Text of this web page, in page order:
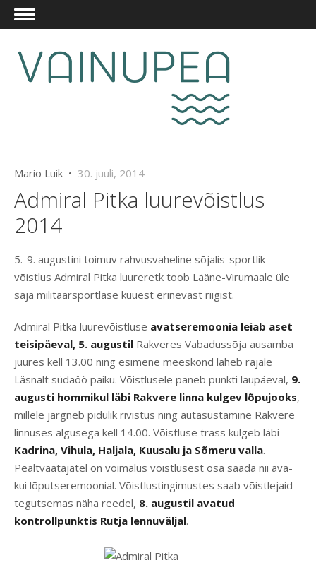
Mario Luik • 30. juuli, 2014
Admiral Pitka luurevõistlus
2014
5.-9. augustini toimuv rahvusvaheline sõjalis-sportlik
võistlus Admiral Pitka luureretk toob Lääne-Virumaale üle
saja militaarsportlase kuuest erinevast riigist.
Admiral Pitka luurevõistluse avatseremoonia leiab aset
teisipäeval, 5. augustil Rakveres Vabadussõja ausamba
juures kell 13.00 ning esimene meeskond läheb rajale
Läsnalt südaöö paiku. Võistlusele paneb punkti laupäeval, 9.
augusti hommikul läbi Rakvere linna kulgev lõpujooks,
millele järgneb pidulik rivistus ning autasustamine Rakvere
linnuses algusega kell 14.00. Võistluse trass kulgeb läbi
Kadrina, Vihula, Haljala, Kuusalu ja Sõmeru valla.
Pealtvaatajatel on võimalus võistlusest osa saada nii ava-
kui lõputseremoonial. Võistlustingimustes saab võistlejaid
tegutsemas näha reedel, 8. augustil avatud
kontrollpunktis Rutja lennuväljal.